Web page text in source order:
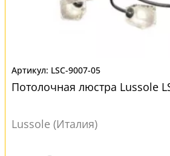
LSC-9007-05
Потолочная люстра Lussole
Lussole (Италия)